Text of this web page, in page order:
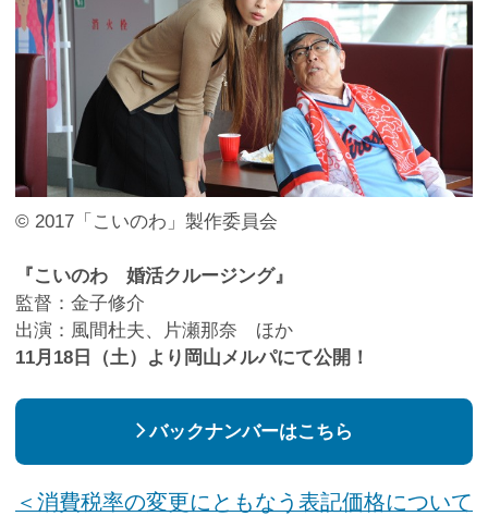
© 2017「こいのわ」製作委員会
『こいのわ 婚活クルージング』
監督：金子修介
出演：風間杜夫、片瀬那奈 ほか
11月18日（土）より岡山メルパにて公開！
バックナンバーはこちら
＜消費税率の変更にともなう表記価格について